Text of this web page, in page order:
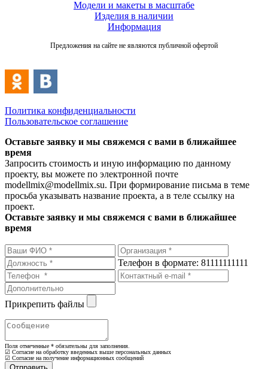
Модели и макеты в масштабе
Изделия в наличии
Информация
Предложения на сайте не являются публичной офертой
Политика конфиденциальности
Пользовательское соглашение
Оставьте заявку и мы свяжемся с вами в ближайшее
время
Запросить стоимость и иную информацию по данному
проекту, вы можете по электронной почте
modellmix@modellmix.su. При формирование письма в теме
просьба указывать название проекта, а в теле ссылку на
проект.
Оставьте заявку и мы свяжемся с вами в ближайшее
время
Телефон в формате: 81111111111
Прикрепить файлы
Поля отмеченные * обязательны для заполнения.
☑ Согласие на обработку введенных выше персональных данных
☑ Согласие на получение информационных сообщений